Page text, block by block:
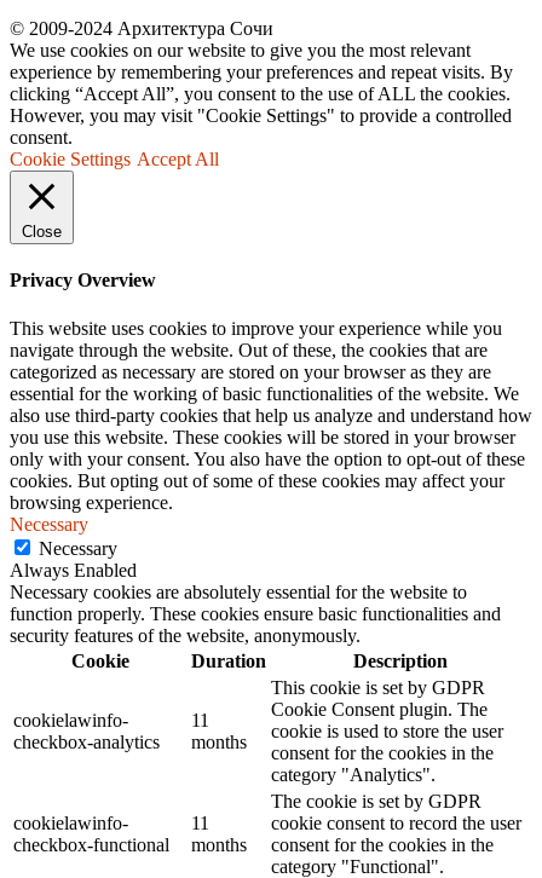
© 2009-2024 Архитектура Сочи
We use cookies on our website to give you the most relevant
experience by remembering your preferences and repeat visits. By
clicking “Accept All”, you consent to the use of ALL the cookies.
However, you may visit "Cookie Settings" to provide a controlled
consent.
Cookie Settings Accept All
Close
Privacy Overview
This website uses cookies to improve your experience while you
navigate through the website. Out of these, the cookies that are
categorized as necessary are stored on your browser as they are
essential for the working of basic functionalities of the website. We
also use third-party cookies that help us analyze and understand how
you use this website. These cookies will be stored in your browser
only with your consent. You also have the option to opt-out of these
cookies. But opting out of some of these cookies may affect your
browsing experience.
Necessary
Necessary
Always Enabled
Necessary cookies are absolutely essential for the website to
function properly. These cookies ensure basic functionalities and
security features of the website, anonymously.
Cookie
Duration Description
cookielawinfo-
checkbox-analytics
11
months
This cookie is set by GDPR
Cookie Consent plugin. The
cookie is used to store the user
consent for the cookies in the
category "Analytics".
cookielawinfo-
checkbox-functional
11
months
The cookie is set by GDPR
cookie consent to record the user
consent for the cookies in the
category "Functional".